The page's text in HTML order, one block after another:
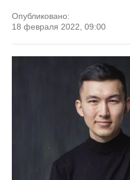
Опубликовано:
18 февраля 2022, 09:00